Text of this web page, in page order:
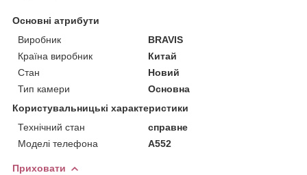
Основні атрибути
Виробник
BRAVIS
Країна виробник
Китай
Стан
Новий
Тип камери
Основна
Користувальницькі характеристики
Технічний стан
справне
Моделі телефона
A552
Приховати